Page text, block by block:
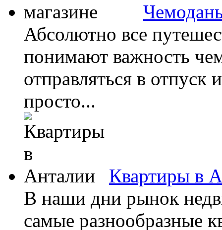
Абсолютно все
понимают важность
отправляться в отпуск
просто...
Квартиры в
В наши дни рынок
самые разнообразные